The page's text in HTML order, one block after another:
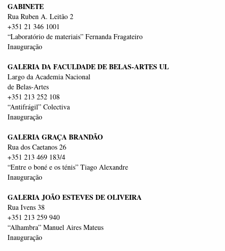
GABINETE
Rua Ruben A. Leitão 2
+351 21 346 1001
“Laboratório de materiais” Fernanda Fragateiro
Inauguração
GALERIA DA FACULDADE DE BELAS-ARTES UL
Largo da Academia Nacional
de Belas-Artes
+351 213 252 108
“Antifrágil” Colectiva
Inauguração
GALERIA GRAÇA BRANDÃO
Rua dos Caetanos 26
+351 213 469 183/4
“Entre o boné e os ténis” Tiago Alexandre
Inauguração
GALERIA JOÃO ESTEVES DE OLIVEIRA
Rua Ivens 38
+351 213 259 940
“Alhambra” Manuel Aires Mateus
Inauguração